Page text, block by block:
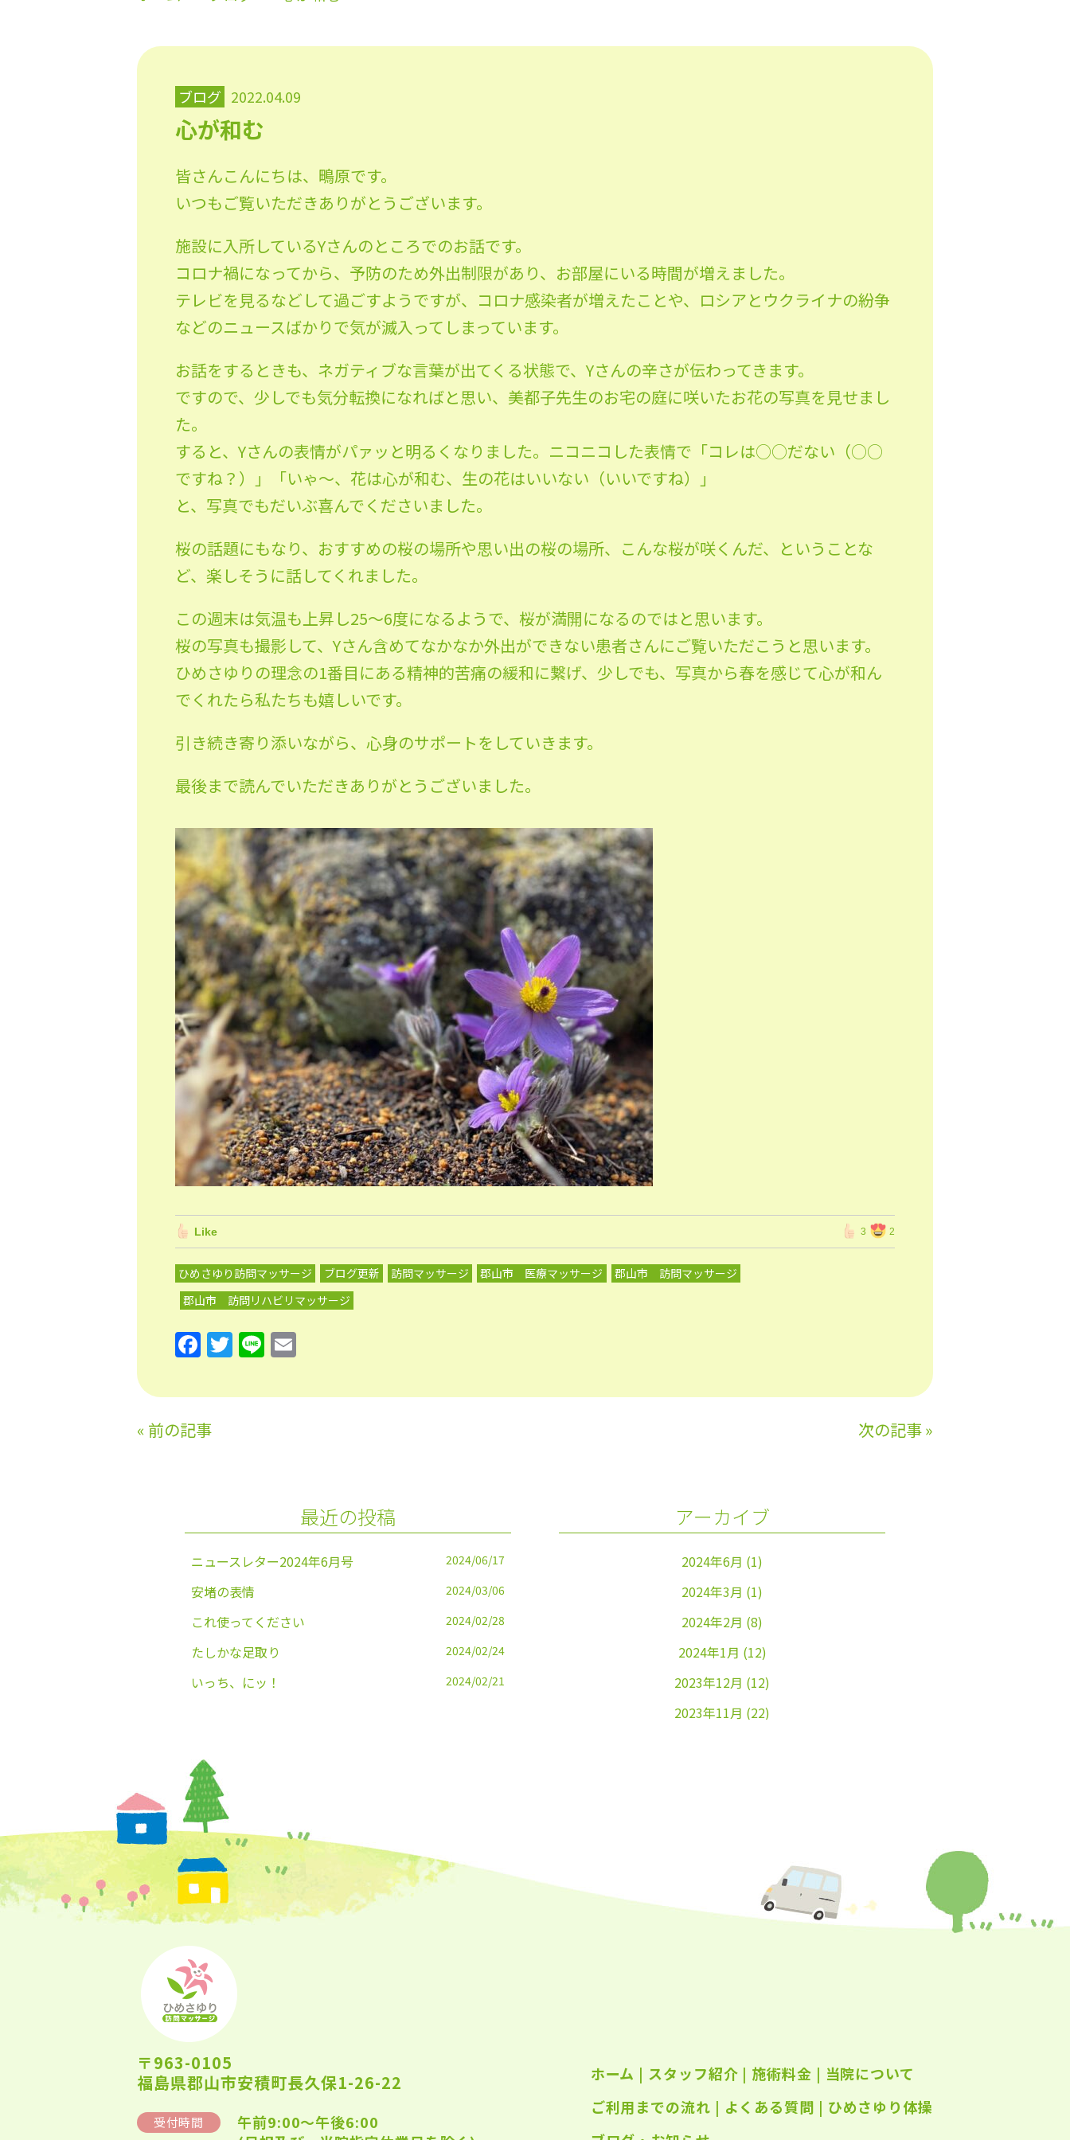
ブログ 2022.04.09
心が和む
皆さんこんにちは、鴫原です。
いつもご覧いただきありがとうございます。
施設に入所しているYさんのところでのお話です。
コロナ禍になってから、予防のため外出制限があり、お部屋にいる時間が増えました。
テレビを見るなどして過ごすようですが、コロナ感染者が増えたことや、ロシアとウクライナの紛争
などのニュースばかりで気が滅入ってしまっています。
お話をするときも、ネガティブな言葉が出てくる状態で、Yさんの辛さが伝わってきます。
ですので、少しでも気分転換になればと思い、美都子先生のお宅の庭に咲いたお花の写真を見せまし
た。
すると、Yさんの表情がパァッと明るくなりました。ニコニコした表情で「コレは○○だない（○○
ですね？）」「いゃ〜、花は心が和む、生の花はいいない（いいですね）」
と、写真でもだいぶ喜んでくださいました。
桜の話題にもなり、おすすめの桜の場所や思い出の桜の場所、こんな桜が咲くんだ、ということな
ど、楽しそうに話してくれました。
この週末は気温も上昇し25〜6度になるようで、桜が満開になるのではと思います。
桜の写真も撮影して、Yさん含めてなかなか外出ができない患者さんにご覧いただこうと思います。
ひめさゆりの理念の1番目にある精神的苦痛の緩和に繋げ、少しでも、写真から春を感じて心が和ん
でくれたら私たちも嬉しいです。
引き続き寄り添いながら、心身のサポートをしていきます。
最後まで読んでいただきありがとうございました。
Like 3 2
ひめさゆり訪問マッサージ ブログ更新 訪問マッサージ 郡山市 医療マッサージ
郡山市 訪問マッサージ
郡山市 訪問リハビリマッサージ
F
a
c
e
b
k
T
w
itt
Li
n
e ai
« 前の記事 次の記事»
最近の投稿
ニュースレター2024年6月号 2024/06/17
安堵の表情 2024/03/06
これ使ってください 2024/02/28
たしかな足取り 2024/02/24
いっち、にッ！ 2024/02/21
アーカイブ
2024年6月 (1)
2024年3月 (1)
2024年2月 (8)
2024年1月 (12)
2023年12月 (12)
2023年11月 (22)
(24)
(23)
2022年11月
(25)
2022年10月(25)
2022年9月
〒963-0105
福島県郡山市安積町長久保1-26-22
受付時間
午前9:00～午後6:00
ホーム | スタッフ紹介 | 施術料金 | 当院について
ご利用までの流れ | よくある質問 | ひめさゆり体操